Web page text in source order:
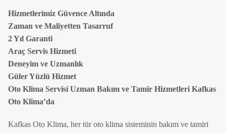
Hizmetlerimiz Güvence Altında
Zaman ve Maliyetten Tasarruf
2 Yıl Garanti
Araç Servis Hizmeti
Deneyim ve Uzmanlık
Güler Yüzlü Hizmet
Oto Klima Servisi Uzman Bakım ve Tamir Hizmetleri Kafkas
Oto Klima’da
Kafkas Oto Klima, her tür oto klima sisteminin bakım ve tamiri